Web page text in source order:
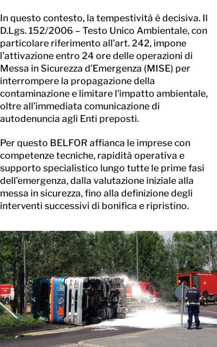
In questo contesto, la tempestività è decisiva. Il
D.Lgs. 152/2006 – Testo Unico Ambientale, con
particolare riferimento all’art. 242, impone
l’attivazione entro 24 ore delle operazioni di
Messa in Sicurezza d’Emergenza (MISE) per
interrompere la propagazione della
contaminazione e limitare l’impatto ambientale,
oltre all’immediata comunicazione di
autodenuncia agli Enti preposti.
Per questo BELFOR affianca le imprese con
competenze tecniche, rapidità operativa e
supporto specialistico lungo tutte le prime fasi
dell’emergenza, dalla valutazione iniziale alla
messa in sicurezza, fino alla definizione degli
interventi successivi di bonifica e ripristino.